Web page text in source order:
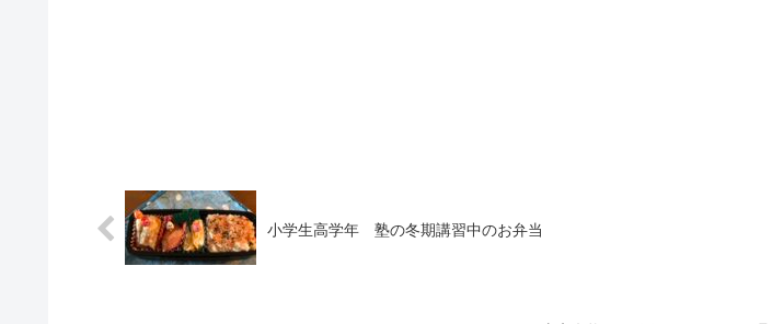
小学生高学年 塾の冬期講習中のお弁当